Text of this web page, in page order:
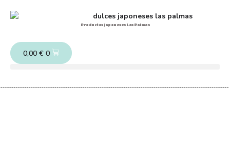
Productos japoneses Las Palmas
0,00 € 0